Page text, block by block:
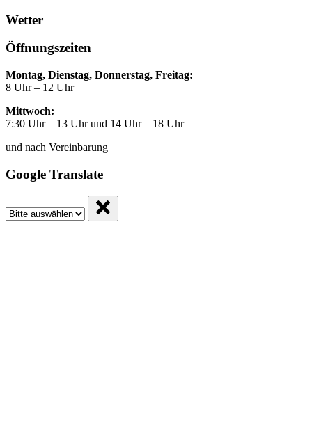
Wetter
Öffnungszeiten
Montag, Dienstag, Donnerstag, Freitag:
8 Uhr – 12 Uhr
Mittwoch:
7:30 Uhr – 13 Uhr und 14 Uhr – 18 Uhr
und nach Vereinbarung
Google Translate